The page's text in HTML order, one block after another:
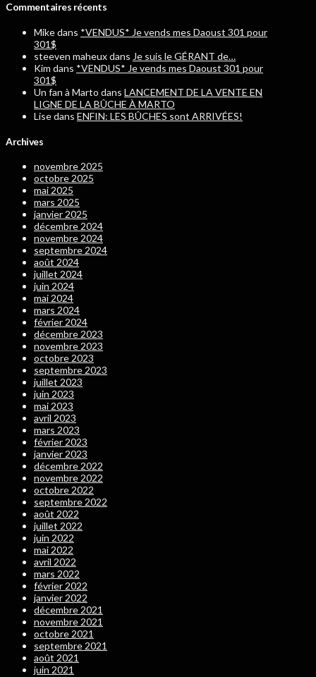
Commentaires récents
Mikedans *VENDUS* Je vends mes Daoust 301 pour
301$
steeven maheuxdans Je suis le GÉRANT de…
Kim dans *VENDUS* Je vends mes Daoust 301 pour
301$
Un fan à Marto dans LANCEMENT DE LA VENTE EN
LIGNE DE LA BÛCHE À MARTO
Lisedans ENFIN: LES BÛCHES sont ARRIVÉES!
Archives
novembre 2025
octobre 2025
mai 2025
mars 2025
janvier 2025
décembre 2024
novembre 2024
septembre 2024
août 2024
juillet 2024
juin 2024
mai 2024
mars 2024
février 2024
décembre 2023
novembre 2023
octobre 2023
septembre 2023
juillet 2023
juin 2023
mai 2023
avril 2023
mars 2023
février 2023
janvier 2023
décembre 2022
novembre 2022
octobre 2022
septembre 2022
août 2022
juillet 2022
juin 2022
mai 2022
avril 2022
mars 2022
février 2022
janvier 2022
décembre 2021
novembre 2021
octobre 2021
septembre 2021
août 2021
juin 2021